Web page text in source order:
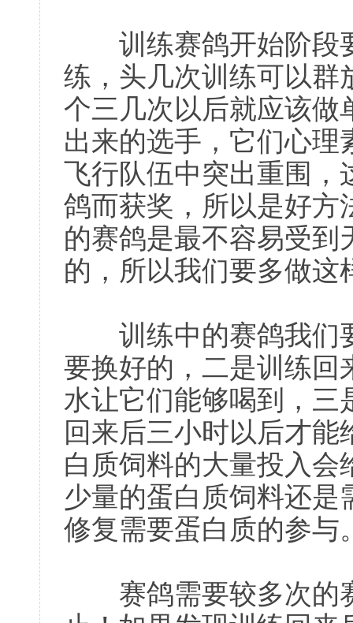
训练赛鸽开始阶段
练，头几次训练可以群
个三几次以后就应该做
出来的选手，它们心理
飞行队伍中突出重围，
鸽而获奖，所以是好方
的赛鸽是最不容易受到
的，所以我们要多做这
训练中的赛鸽我们
要换好的，二是训练回
水让它们能够喝到，三
回来后三小时以后才
白质饲料的大量投入会
少量的蛋白质饲料还是
修复需要蛋白质的参与
赛鸽需要较多次的